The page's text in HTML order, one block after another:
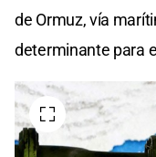
de Ormuz, vía
determinante para